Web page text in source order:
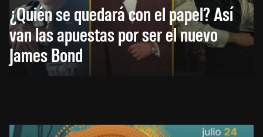
¿Quién se quedará con el papel? Así
van las apuestas por ser el nuevo
James Bond